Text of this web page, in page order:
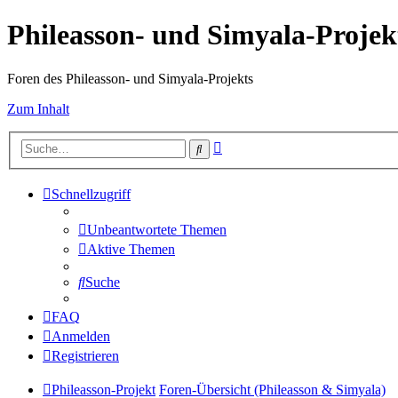
Phileasson- und Simyala-
Foren des Phileasson- und Simyala-Projekts
Zum Inhalt
Suche
Schnellzugriff
Unbeantwortete Themen
Aktive Themen
Suche
FAQ
Anmelden
Registrieren
Phileasson-Projekt Foren-Übersicht (Phileasson & Simyala)